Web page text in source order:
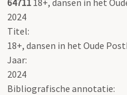
2024
Titel:
18+, dansen in het Oude
Jaar:
2024
Bibliografische annotatie: